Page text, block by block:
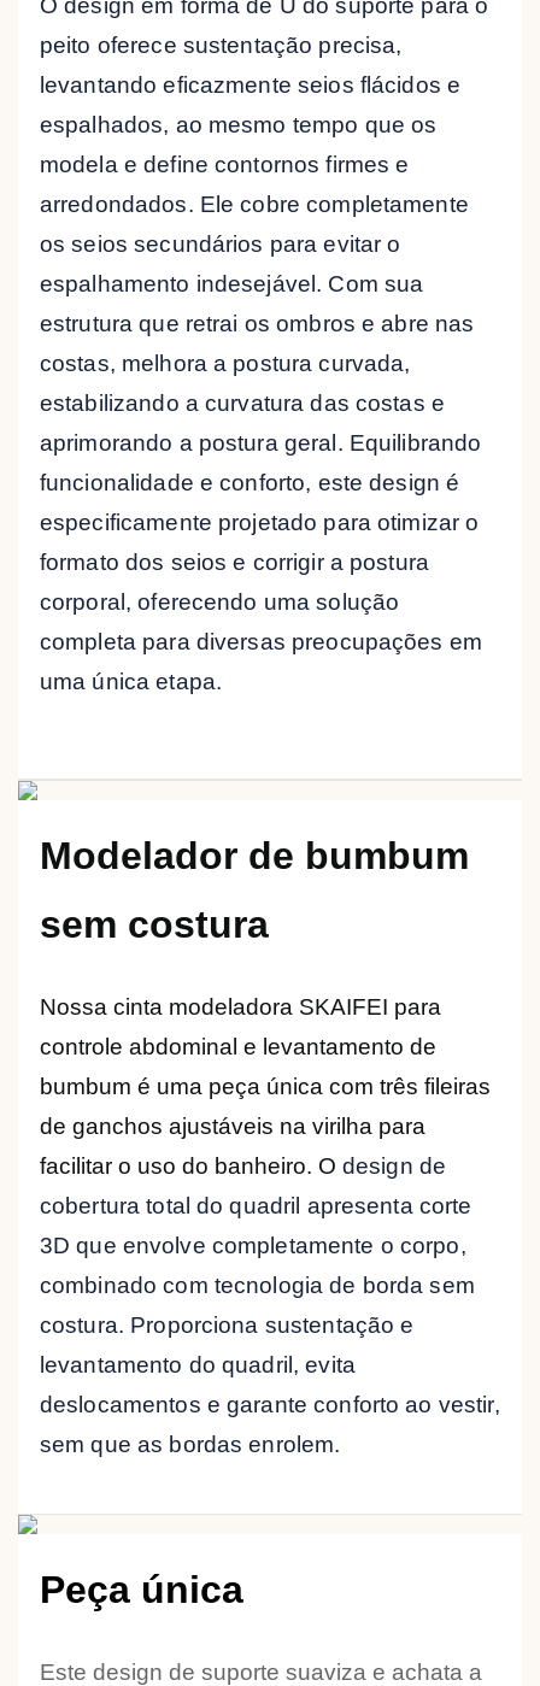
O design em forma de U do suporte para o
peito oferece sustentação precisa,
levantando eficazmente seios flácidos e
espalhados, ao mesmo tempo que os
modela e define contornos firmes e
arredondados. Ele cobre completamente
os seios secundários para evitar o
espalhamento indesejável. Com sua
estrutura que retrai os ombros e abre nas
costas, melhora a postura curvada,
estabilizando a curvatura das costas e
aprimorando a postura geral. Equilibrando
funcionalidade e conforto, este design é
especificamente projetado para otimizar o
formato dos seios e corrigir a postura
corporal, oferecendo uma solução
completa para diversas preocupações em
uma única etapa.
Modelador de bumbum
sem costura
Nossa cinta modeladora SKAIFEI para
controle abdominal e levantamento de
bumbum é uma peça única com três fileiras
de ganchos ajustáveis ​​na virilha para
facilitar o uso do banheiro. O design de
cobertura total do quadril apresenta corte
3D que envolve completamente o corpo,
combinado com tecnologia de borda sem
costura. Proporciona sustentação e
levantamento do quadril, evita
deslocamentos e garante conforto ao vestir,
sem que as bordas enrolem.
Peça única
Este design de suporte suaviza e achata a